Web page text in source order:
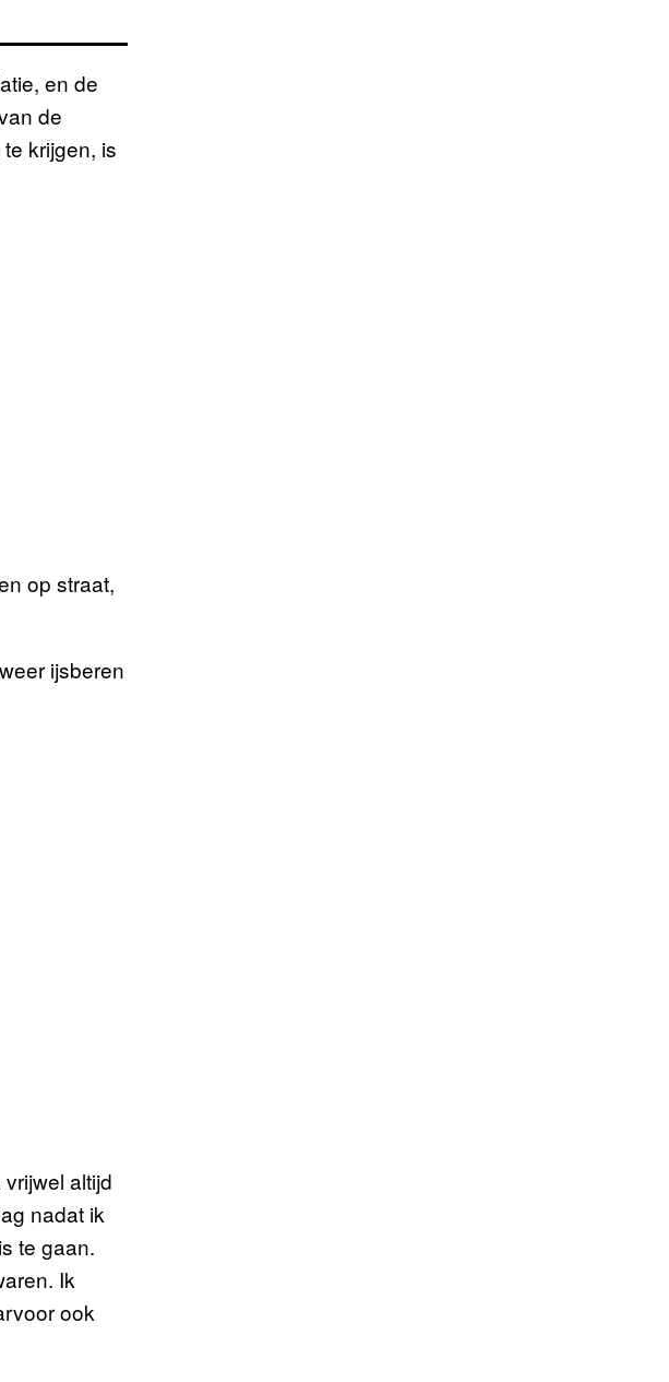
en de
de
krijgen, is
op straat,
ijsberen
altijd
nadat ik
te gaan.
Ik
ook